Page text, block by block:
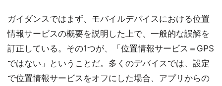
ガイダンスではまず、モバイルデバイスにおける位置
情報サービスの概要を説明した上で、一般的な誤解を
訂正している。その1つが、「位置情報サービス＝GPS
ではない」ということだ。多くのデバイスでは、設定
で位置情報サービスをオフにした場合、アプリからの